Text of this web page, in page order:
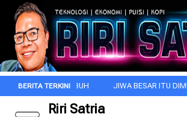
JIWA BESAR ITU DIMULAI DARI
Riri Satria